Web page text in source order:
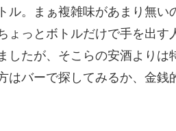
ル。まぁ複雑味があまり無
ょっとボトルだけで手を出す
したが、そこらの安酒より
はバーで探してみるか、金